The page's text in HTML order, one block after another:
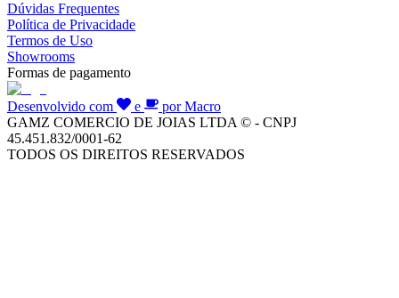
Dúvidas Frequentes
Política de Privacidade
Termos de Uso
Showrooms
Formas de pagamento
Desenvolvido com e
por Macro
GAMZ COMERCIO DE JOIAS LTDA © - CNPJ
45.451.832/0001-62
TODOS OS DIREITOS RESERVADOS